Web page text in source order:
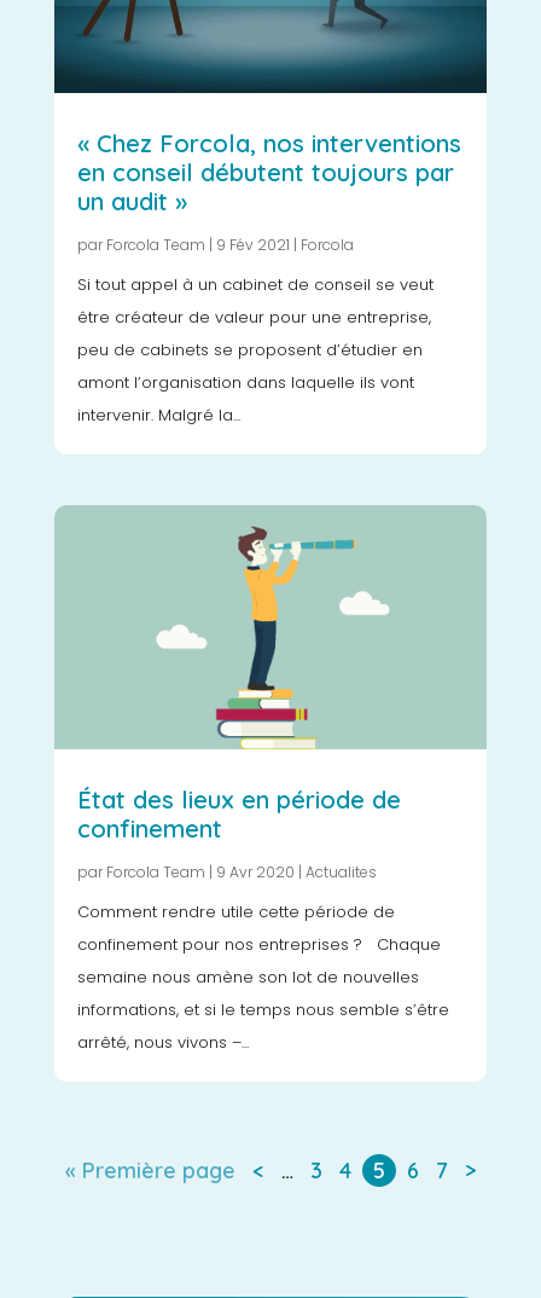
« Chez Forcola, nos interventions
en conseil débutent toujours par
un audit »
par Forcola Team | 9 Fév 2021 | Forcola
Si tout appel à un cabinet de conseil se veut
être créateur de valeur pour une entreprise,
peu de cabinets se proposent d’étudier en
amont l’organisation dans laquelle ils vont
intervenir. Malgré la...
État des lieux en période de
confinement
par Forcola Team | 9 Avr 2020 | Actualites
Comment rendre utile cette période de
confinement pour nos entreprises ? Chaque
semaine nous amène son lot de nouvelles
informations, et si le temps nous semble s’être
arrêté, nous vivons –...
« Première page < … 3 4 5 6 7 >